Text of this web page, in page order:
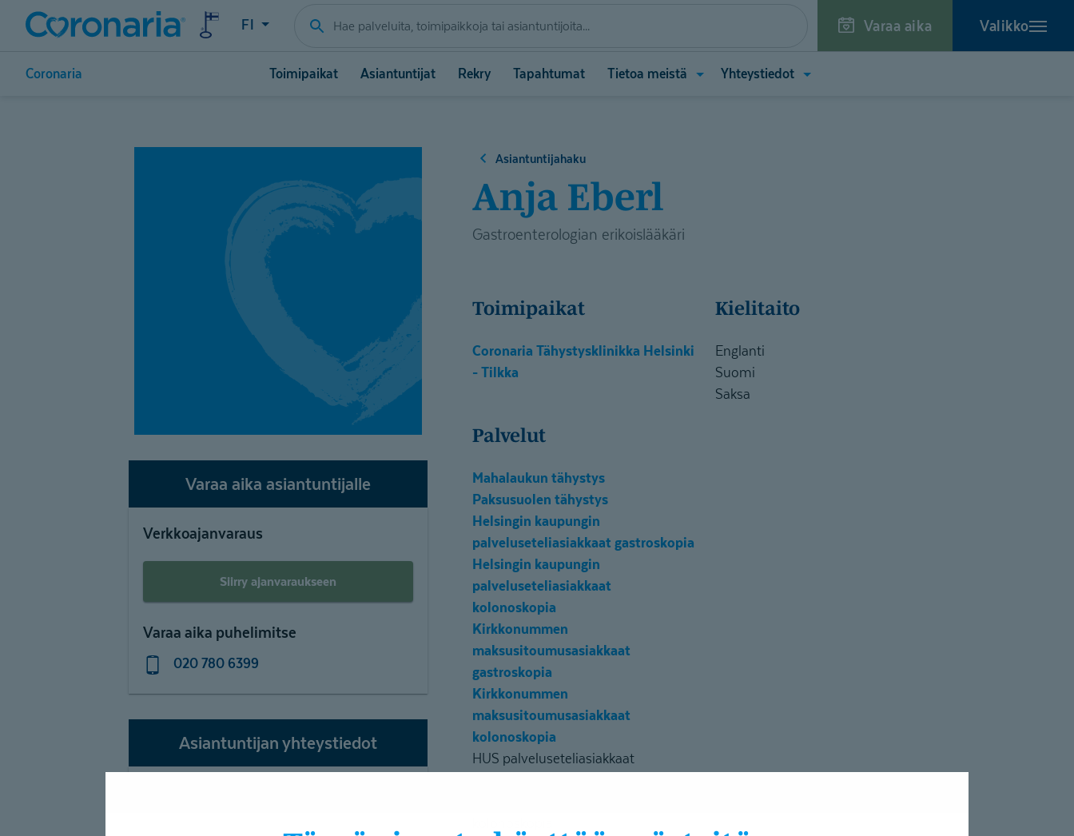
FI Varaa aika Valikko
Coronaria Toimipaikat Asiantuntijat Rekry Tapahtumat Tietoa meistä Avaa
Yhteystiedot Avaa
Asiantuntijahaku
Anja Eberl
Gastroenterologian erikoislääkäri
Varaa aika asiantuntijalle
Verkkoajanvaraus
Siirry ajanvaraukseen
Varaa aika puhelimitse
020 780 6399
Asiantuntijan yhteystiedot
Toimipaikat
Coronaria Tähystysklinikka Helsinki
- Tilkka
Kielitaito
Englanti
Suomi
Saksa
Palvelut
Mahalaukun tähystys
Paksusuolen tähystys
Helsingin kaupungin
palveluseteliasiakkaat gastroskopia
Helsingin kaupungin
palveluseteliasiakkaat
kolonoskopia
Kirkkonummen
maksusitoumusasiakkaat
gastroskopia
Kirkkonummen
maksusitoumusasiakkaat
kolonoskopia
HUS palveluseteliasiakkaat